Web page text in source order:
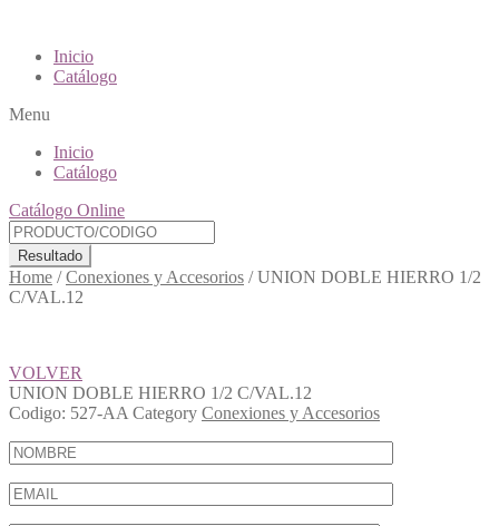
Inicio
Catálogo
Menu
Inicio
Catálogo
Catálogo Online
Resultado
Home /Conexiones y Accesorios /UNION DOBLE HIERRO 1/2
C/VAL.12
VOLVER
UNION DOBLE HIERRO 1/2 C/VAL.12
Codigo: 527-AA Category Conexiones y Accesorios